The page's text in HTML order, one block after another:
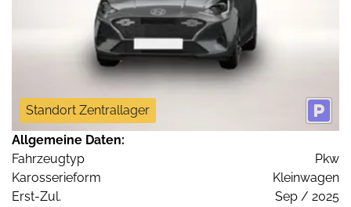
Standort Zentrallager
Allgemeine Daten:
Fahrzeugtyp
Pkw
Karosserieform
Kleinwagen
Erst-Zul.
Sep / 2025